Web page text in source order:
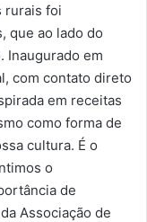
rurais foi
que ao lado do
Inaugurado em
com contato direto
em receitas
como forma de
cultura. É o
o
de
Associação de